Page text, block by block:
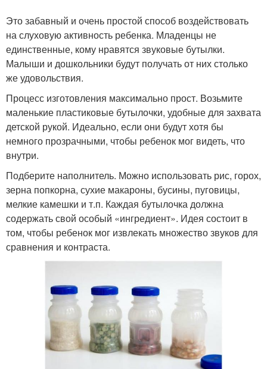
Это забавный и очень простой способ воздействовать
на слуховую активность ребенка. Младенцы не
единственные, кому нравятся звуковые бутылки.
Малыши и дошкольники будут получать от них столько
же удовольствия.
Процесс изготовления максимально прост. Возьмите
маленькие пластиковые бутылочки, удобные для захвата
детской рукой. Идеально, если они будут хотя бы
немного прозрачными, чтобы ребенок мог видеть, что
внутри.
Подберите наполнитель. Можно использовать рис, горох,
зерна попкорна, сухие макароны, бусины, пуговицы,
мелкие камешки и т.п. Каждая бутылочка должна
содержать свой особый «ингредиент». Идея состоит в
том, чтобы ребенок мог извлекать множество звуков для
сравнения и контраста.